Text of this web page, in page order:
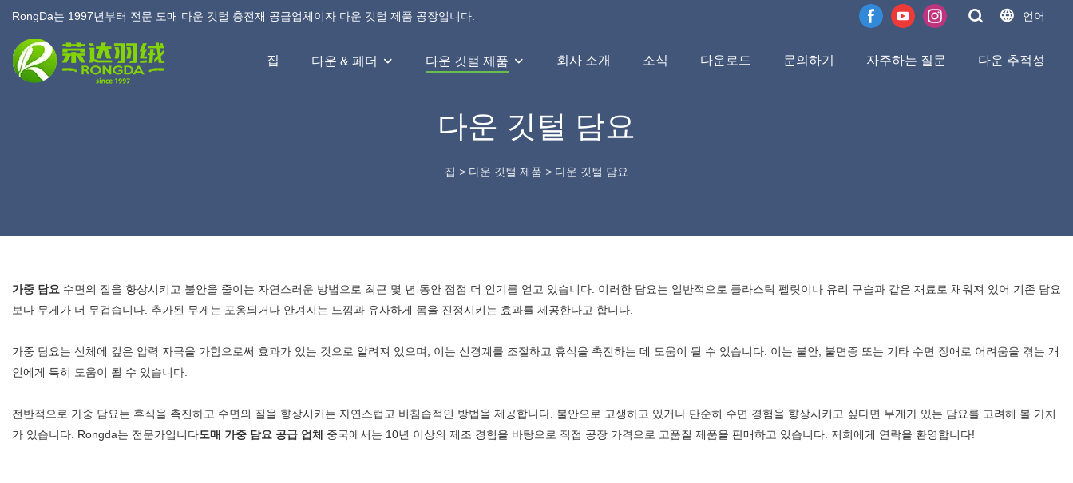
RongDa는 1997년부터 전문 도매 다운 깃털 충전재 공급업체이자 다운 깃털 제품 공장입니다. 언어
집 다운 & 페더 다운 깃털 제품 회사 소개 소식 다운로드 문의하기 자주하는 질문 다운 추적성
다운 깃털 담요
집 > 다운 깃털 제품 > 다운 깃털 담요
가중 담요 수면의 질을 향상시키고 불안을 줄이는 자연스러운 방법으로 최근 몇 년 동안 점점 더 인기를 얻고 있습니다. 이러한 담요는 일반적으로 플라스틱 펠릿이나 유리 구슬과 같은 재료로 채워져 있어 기존 담요
보다 무게가 더 무겁습니다. 추가된 무게는 포옹되거나 안겨지는 느낌과 유사하게 몸을 진정시키는 효과를 제공한다고 합니다.
가중 담요는 신체에 깊은 압력 자극을 가함으로써 효과가 있는 것으로 알려져 있으며, 이는 신경계를 조절하고 휴식을 촉진하는 데 도움이 될 수 있습니다. 이는 불안, 불면증 또는 기타 수면 장애로 어려움을 겪는 개
인에게 특히 도움이 될 수 있습니다.
전반적으로 가중 담요는 휴식을 촉진하고 수면의 질을 향상시키는 자연스럽고 비침습적인 방법을 제공합니다. 불안으로 고생하고 있거나 단순히 수면 경험을 향상시키고 싶다면 무게가 있는 담요를 고려해 볼 가치
가 있습니다. Rongda는 전문가입니다도매 가중 담요 공급 업체 중국에서는 10년 이상의 제조 경험을 바탕으로 직접 공장 가격으로 고품질 제품을 판매하고 있습니다. 저희에게 연락을 환영합니다!